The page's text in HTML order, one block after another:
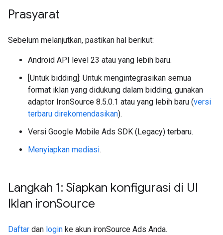
Prasyarat
Sebelum melanjutkan, pastikan hal berikut:
Android API level 23 atau yang lebih baru.
[Untuk bidding]: Untuk mengintegrasikan semua
format iklan yang didukung dalam bidding, gunakan
adaptor IronSource 8.5.0.1 atau yang lebih baru (versi
terbaru direkomendasikan).
Versi Google Mobile Ads SDK (Legacy) terbaru.
Menyiapkan mediasi.
Langkah 1: Siapkan konfigurasi di UI
Iklan ironSource
Daftar dan login ke akun ironSource Ads Anda.